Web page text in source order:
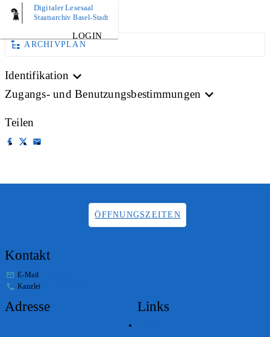
Digitaler Lesesaal
Staatsarchiv Basel-Stadt
LOGIN
AKTE
ARCHIVPLAN
Identifikation
Zugangs- und Benutzungsbestimmungen
Teilen
ÖFFNUNGSZEITEN
Kontakt
E-Mail
Kanzlei
Adresse Links